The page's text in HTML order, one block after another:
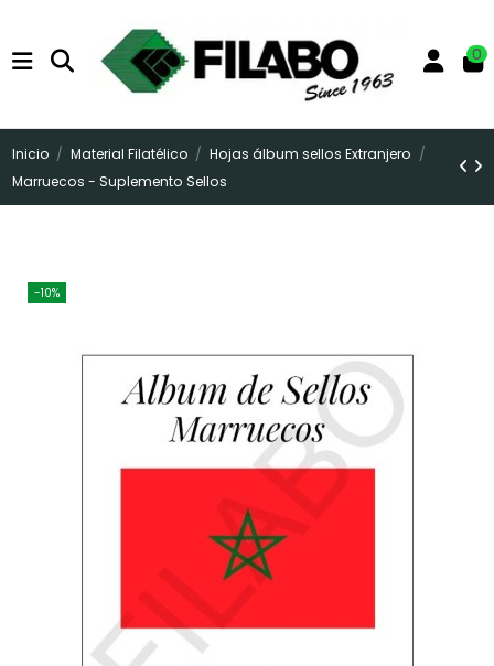
0
Inicio Material Filatélico
Hojas álbum sellos Extranjero
Marruecos - Suplemento Sellos
-10%